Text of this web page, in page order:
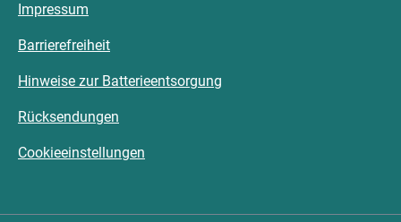
Impressum
Barrierefreiheit
Hinweise zur Batterieentsorgung
Rücksendungen
Cookieeinstellungen